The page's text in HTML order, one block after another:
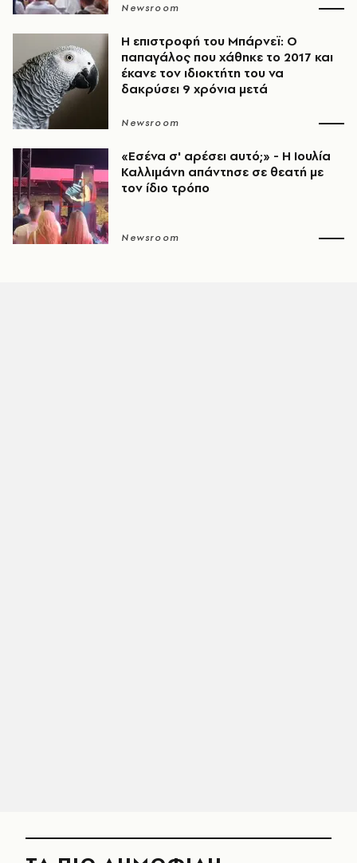
Newsroom
Η επιστροφή του Μπάρνεϊ: Ο
παπαγάλος που χάθηκε το 2017 και
έκανε τον ιδιοκτήτη του να
δακρύσει 9 χρόνια μετά
Newsroom
«Εσένα σ' αρέσει αυτό;» - Η Ιουλία
Καλλιμάνη απάντησε σε θεατή με
τον ίδιο τρόπο
Newsroom